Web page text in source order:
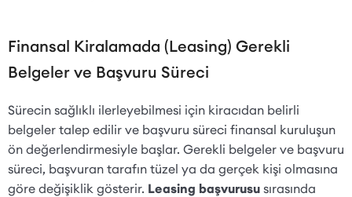
Finansal Kiralamada (Leasing) Gerekli
Belgeler ve Başvuru Süreci
Sürecin sağlıklı ilerleyebilmesi için kiracıdan belirli
belgeler talep edilir ve başvuru süreci finansal kuruluşun
ön değerlendirmesiyle başlar. Gerekli belgeler ve başvuru
süreci, başvuran tarafın tüzel ya da gerçek kişi olmasına
göre değişiklik gösterir. Leasing başvurusu sırasında